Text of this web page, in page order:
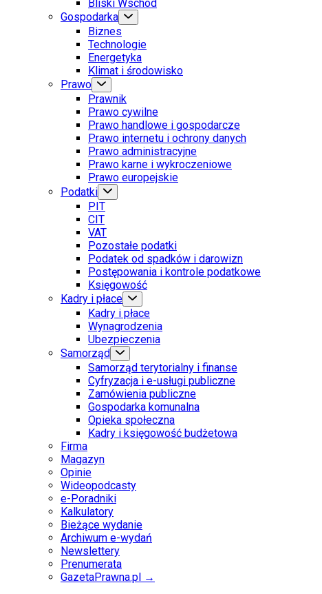
Bliski Wschód
Gospodarka
Biznes
Technologie
Energetyka
Klimat i środowisko
Prawo
Prawnik
Prawo cywilne
Prawo handlowe i gospodarcze
Prawo internetu i ochrony danych
Prawo administracyjne
Prawo karne i wykroczeniowe
Prawo europejskie
Podatki
PIT
CIT
VAT
Pozostałe podatki
Podatek od spadków i darowizn
Postępowania i kontrole podatkowe
Księgowość
Kadry i płace
Kadry i płace
Wynagrodzenia
Ubezpieczenia
Samorząd
Samorząd terytorialny i finanse
Cyfryzacja i e-usługi publiczne
Zamówienia publiczne
Gospodarka komunalna
Opieka społeczna
Kadry i księgowość budżetowa
Firma
Magazyn
Opinie
Wideopodcasty
e-Poradniki
Kalkulatory
Bieżące wydanie
Archiwum e-wydań
Newslettery
Prenumerata
GazetaPrawna.pl →